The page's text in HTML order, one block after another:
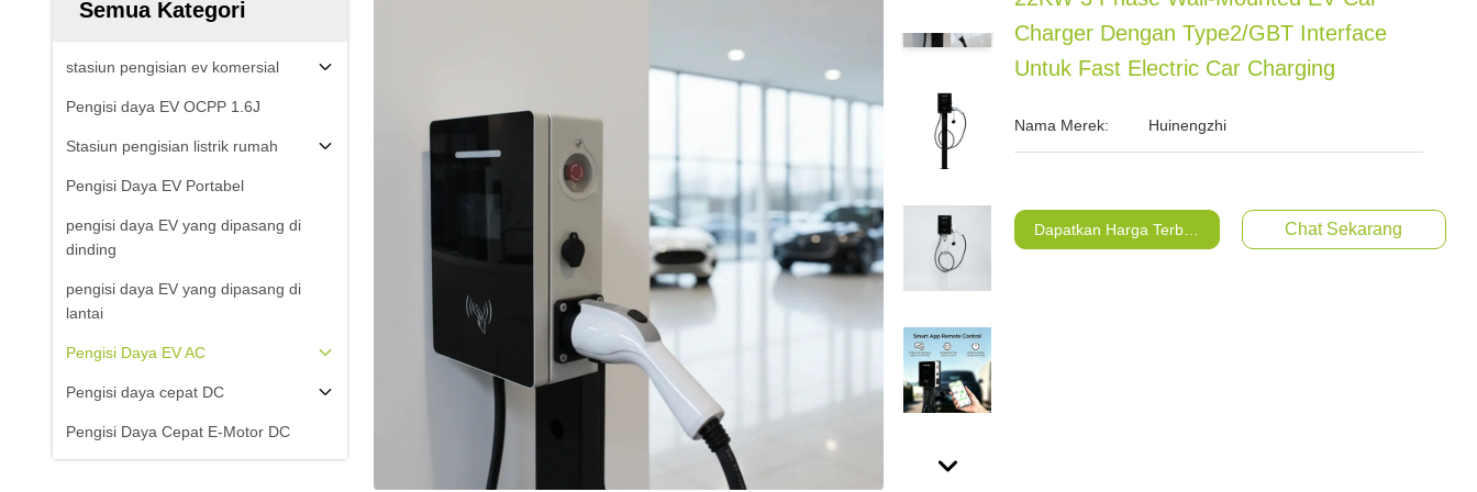
Semua Kategori
stasiun pengisian ev komersial
Pengisi daya EV OCPP 1.6J
Stasiun pengisian listrik rumah
Pengisi Daya EV Portabel
pengisi daya EV yang dipasang di
dinding
pengisi daya EV yang dipasang di
lantai
Pengisi Daya EV AC
Pengisi daya cepat DC
Pengisi Daya Cepat E-Motor DC
Charger Dengan Type2/GBT Interface
Untuk Fast Electric Car Charging
Nama Merek: Huinengzhi
Dapatkan Harga Terbaik Chat Sekarang